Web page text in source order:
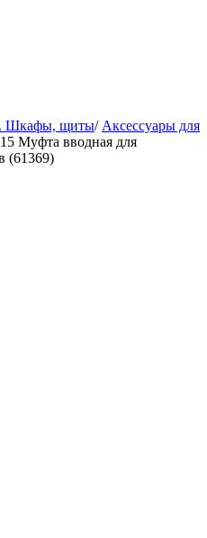
Шкафы, щиты/ Аксессуары для
Муфта вводная для
(61369)